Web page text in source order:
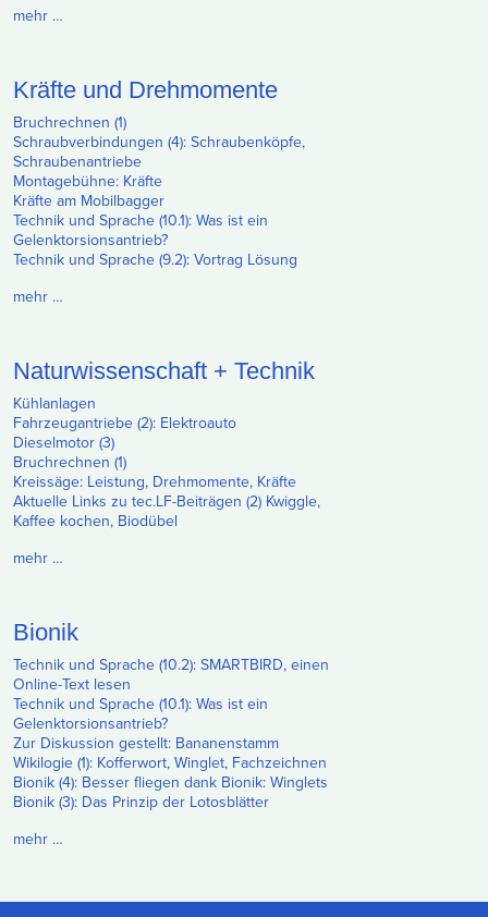
mehr …
Kräfte und Drehmomente
Bruchrechnen (1)
Schraubverbindungen (4): Schraubenköpfe,
Schraubenantriebe
Montagebühne: Kräfte
Kräfte am Mobilbagger
Technik und Sprache (10.1): Was ist ein
Gelenktorsionsantrieb?
Technik und Sprache (9.2): Vortrag Lösung
mehr …
Naturwissenschaft + Technik
Kühlanlagen
Fahrzeugantriebe (2): Elektroauto
Dieselmotor (3)
Bruchrechnen (1)
Kreissäge: Leistung, Drehmomente, Kräfte
Aktuelle Links zu tec.LF-Beiträgen (2) Kwiggle,
Kaffee kochen, Biodübel
mehr …
Bionik
Technik und Sprache (10.2): SMARTBIRD, einen
Online-Text lesen
Technik und Sprache (10.1): Was ist ein
Gelenktorsionsantrieb?
Zur Diskussion gestellt: Bananenstamm
Wikilogie (1): Kofferwort, Winglet, Fachzeichnen
Bionik (4): Besser fliegen dank Bionik: Winglets
Bionik (3): Das Prinzip der Lotosblätter
mehr …